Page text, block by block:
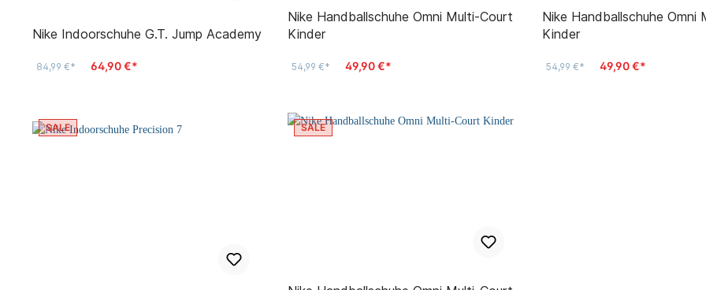
Anzüge Kinder
Shorts Kinder
Nike Indoorschuhe G.T. Jump Academy
84,99 €* 64,90 €*
Nike Handballschuhe Omni Multi-Court
Kinder
54,99 €* 49,90 €*
Nike Handballschuhe Omni
Kinder
54,99 €* 49,90 €*
SALE SALE